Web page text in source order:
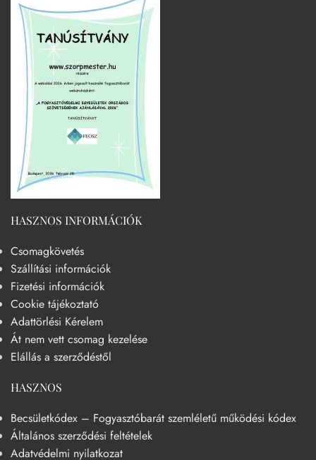
HASZNOS INFORMÁCIÓK
Csomagkövetés
Szállítási információk
Fizetési információk
Cookie tájékoztató
Adattörlési Kérelem
Át nem vett csomag kezelése
Elállás a szerződéstől
HASZNOS
Becsületkódex – Fogyasztóbarát szemléletű működési kódex
Általános szerződési feltételek
Adatvédelmi nyilatkozat